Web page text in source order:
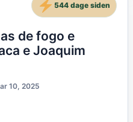
de fogo e
e Joaquim
10, 2025
544 dage siden